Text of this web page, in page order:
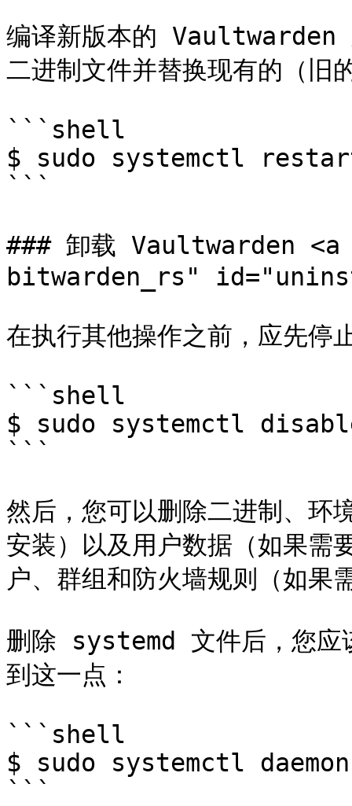
编译新版本的 Vaultwarden
二进制文件并替换现有的（旧
```shell
$ sudo systemctl
```
### 卸载 Vaultwarden
bitwarden_rs"
在执行其他操作之前，应先停
```shell
$ sudo systemctl
```
然后，您可以删除二进制、
安装）以及用户数据（如果需
户、群组和防火墙规则（如
删除 systemd 文件后，您
到这一点：
```shell
$ sudo systemctl
```